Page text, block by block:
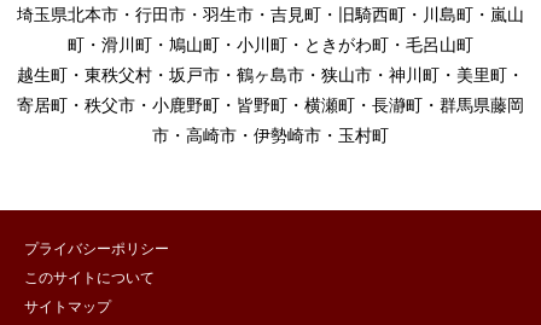
埼玉県北本市・行田市・羽生市・吉見町・旧騎西町・川島町・嵐山
町・滑川町・鳩山町・小川町・ときがわ町・毛呂山町
越生町・東秩父村・坂戸市・鶴ヶ島市・狭山市・神川町・美里町・
寄居町・秩父市・小鹿野町・皆野町・横瀬町・長瀞町・群馬県藤岡
市・高崎市・伊勢崎市・玉村町
プライバシーポリシー
このサイトについて
サイトマップ